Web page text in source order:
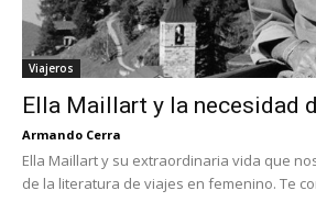
Viajeros
Ella Maillart y la necesidad
Armando Cerra
Ella Maillart y su extraordinaria vida que
de la literatura de viajes en femenino. Te